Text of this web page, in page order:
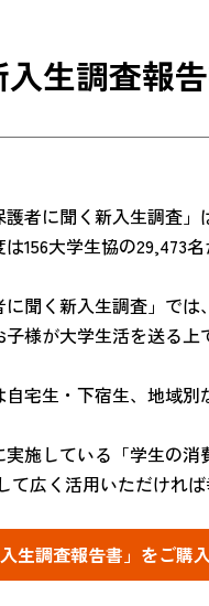
生調査報
護者に聞く新入生調査」
は156大学生協の29,473
に聞く新入生調査」で
子様が大学生活を送る上
自宅生・下宿生、地域別
施している「学生の消
広く活用いただければ
生調査報告書」をご購